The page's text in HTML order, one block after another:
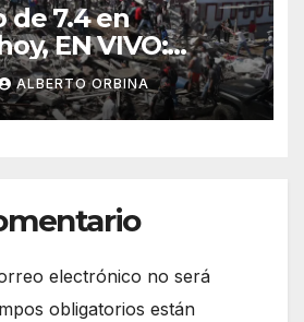
de 7.4 en
EN VIVO:
y
tras el sismo
ALBERTO ORBINA
electrónico no será
obligatorios están